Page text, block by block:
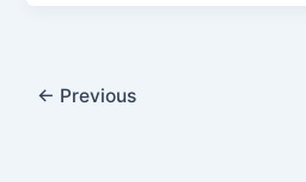
← Previous